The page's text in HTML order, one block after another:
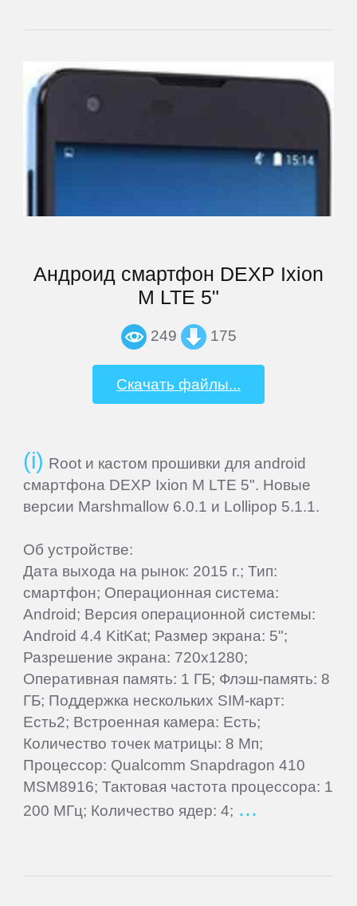
Андроид смартфон DEXP Ixion
M LTE 5"
249 175
Скачать файлы...
Root и кастом прошивки для android
смартфона DEXP Ixion M LTE 5". Новые
версии Marshmallow 6.0.1 и Lollipop 5.1.1.
Об устройстве:
Дата выхода на рынок: 2015 г.; Тип:
смартфон; Операционная система:
Android; Версия операционной системы:
Android 4.4 KitKat; Размер экрана: 5";
Разрешение экрана: 720x1280;
Оперативная память: 1 ГБ; Флэш-память: 8
ГБ; Поддержка нескольких SIM-карт:
Есть2; Встроенная камера: Есть;
Количество точек матрицы: 8 Мп;
Процессор: Qualcomm Snapdragon 410
MSM8916; Тактовая частота процессора: 1
200 МГц; Количество ядер: 4;
MODECOM
Motorola
MSI
Nvidia
OVERMAX
Oysters
Perfeo
PiPO
Plark
Point